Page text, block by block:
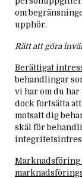
om
upphör.
Rätt att göra
Berättigat
behandlingar
vi har om du
dock fortsätta
motsatt dig
skäl för
Marknadsföring